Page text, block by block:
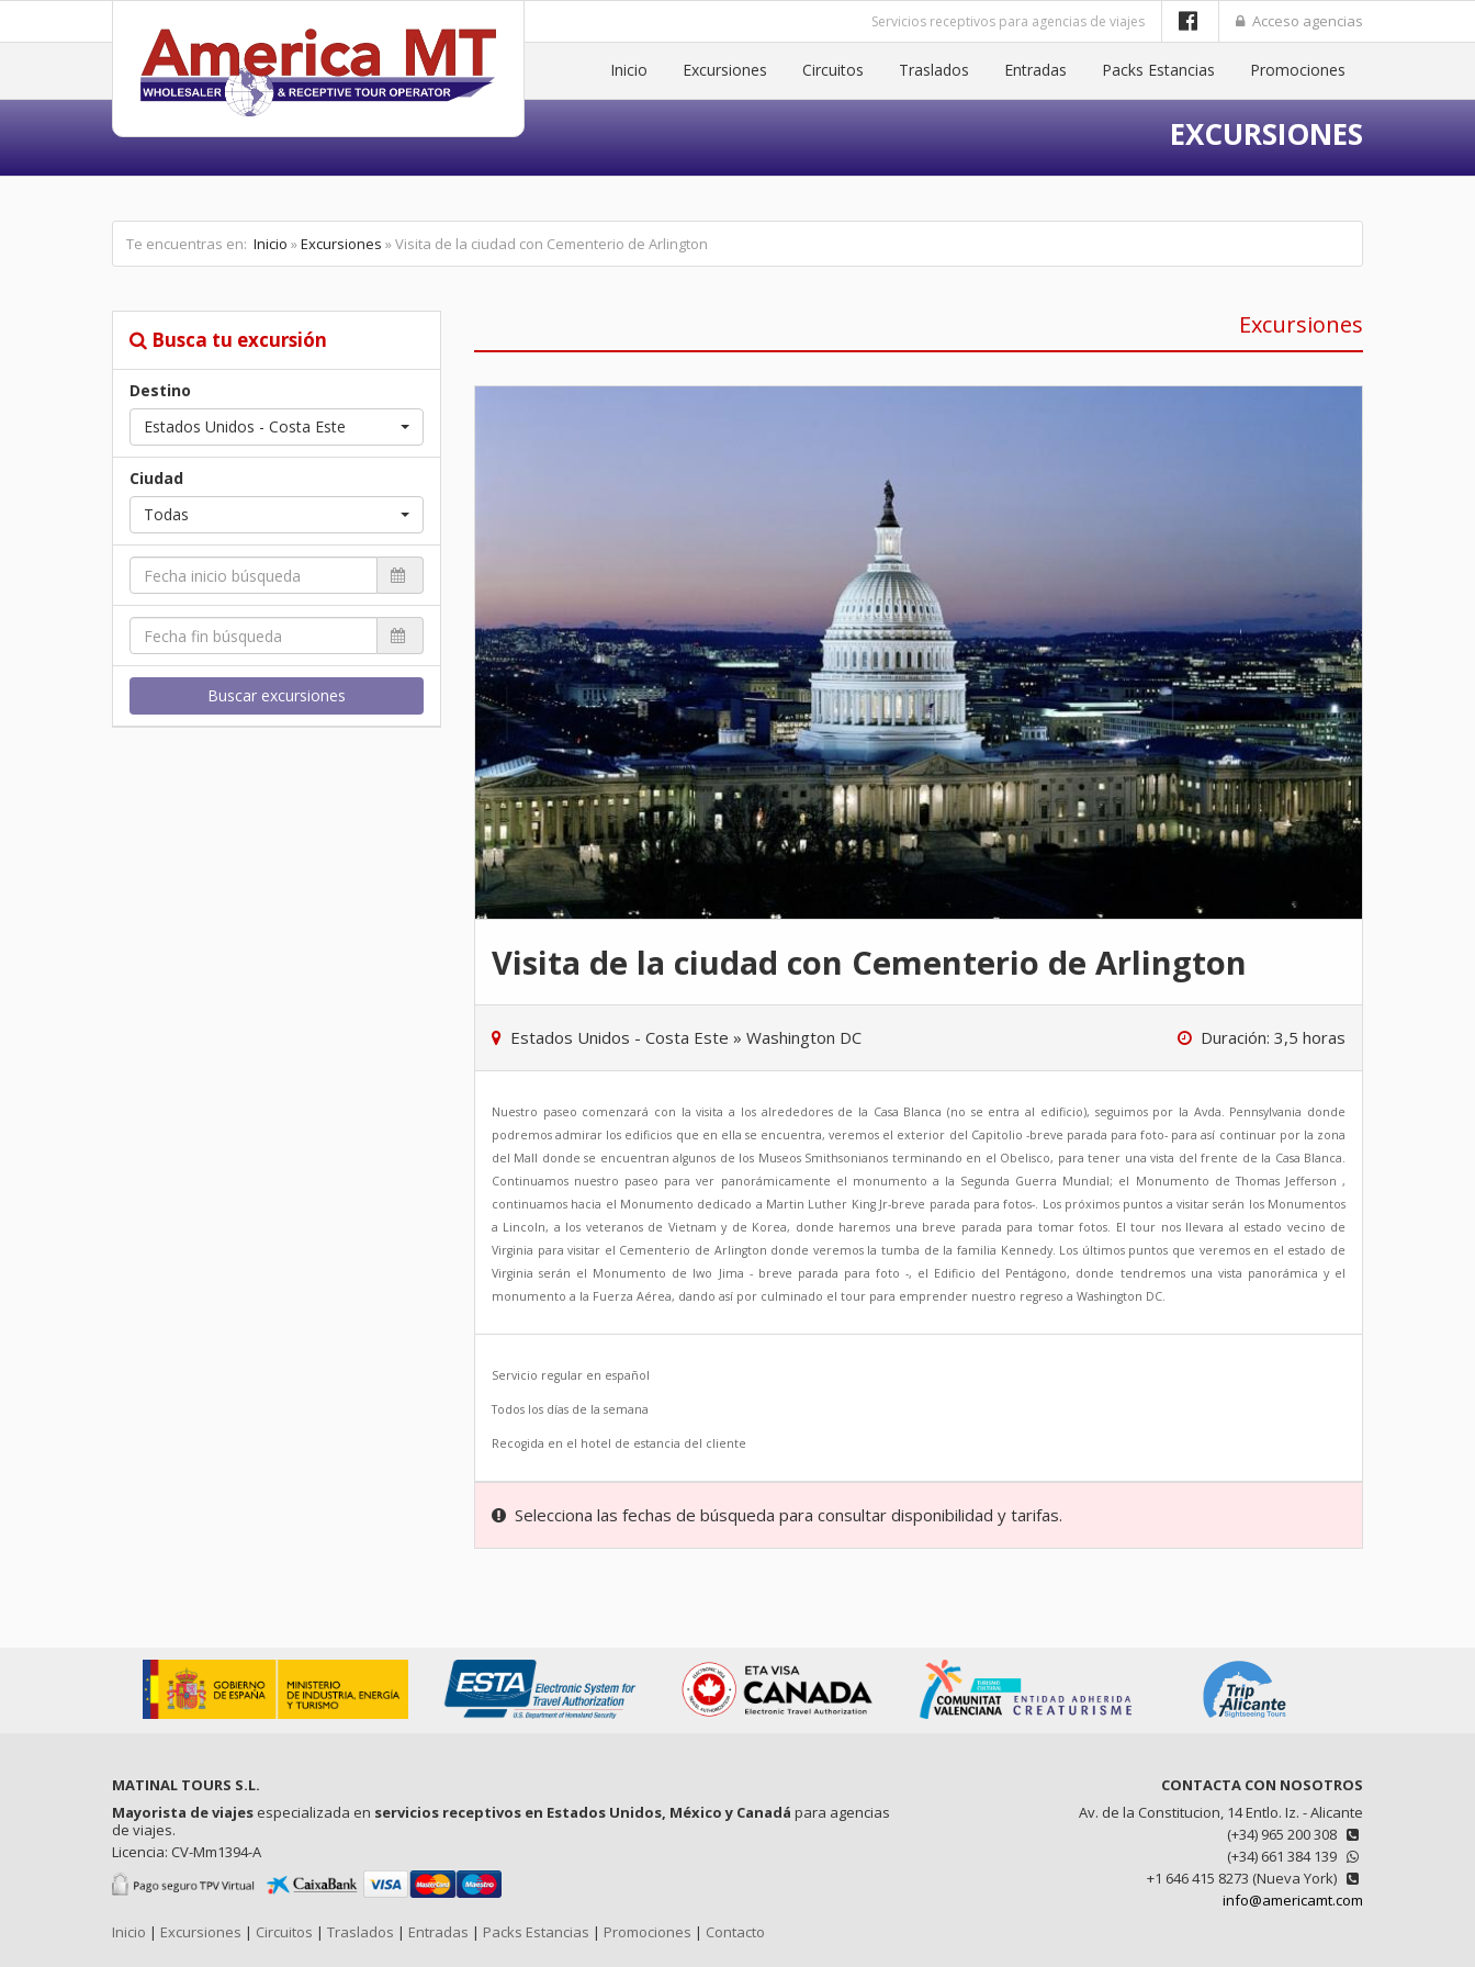
Acceso agencias
Servicios receptivos para agencias de viajes
Inicio Excursiones Circuitos Traslados Entradas Packs Estancias Promociones
EXCURSIONES
Te encuentras en: Inicio »Excursiones » Visita de la ciudad con Cementerio de Arlington
Busca tu excursión
Destino
Estados Unidos - Costa Este
Ciudad
Todas
Buscar excursiones
Excursiones
Visita de la ciudad con Cementerio de Arlington
Estados Unidos - Costa Este » Washington DC Duración: 3,5 horas
Nuestro paseo comenzará con la visita a los alrededores de la Casa Blanca (no se entra al edificio), seguimos por la Avda. Pennsylvania donde
podremos admirar los edificios que en ella se encuentra, veremos el exterior del Capitolio -breve parada para foto- para así continuar por la zona
del Mall donde se encuentran algunos de los Museos Smithsonianos terminando en el Obelisco, para tener una vista del frente de la Casa Blanca.
Continuamos nuestro paseo para ver panorámicamente el monumento a la Segunda Guerra Mundial; el Monumento de Thomas Jefferson ,
continuamos hacia el Monumento dedicado a Martin Luther King Jr-breve parada para fotos-. Los próximos puntos a visitar serán los Monumentos
a Lincoln, a los veteranos de Vietnam y de Korea, donde haremos una breve parada para tomar fotos. El tour nos llevara al estado vecino de
Virginia para visitar el Cementerio de Arlington donde veremos la tumba de la familia Kennedy. Los últimos puntos que veremos en el estado de
Virginia serán el Monumento de Iwo Jima - breve parada para foto -, el Edificio del Pentágono, donde tendremos una vista panorámica y el
monumento a la Fuerza Aérea, dando así por culminado el tour para emprender nuestro regreso a Washington DC.
Servicio regular en español
Todos los días de la semana
Recogida en el hotel de estancia del cliente
Selecciona las fechas de búsqueda para consultar disponibilidad y tarifas.
MATINAL TOURS S.L.
Mayorista de viajes especializada en servicios receptivos en Estados Unidos, México y Canadá para agencias
de viajes.
Licencia: CV-Mm1394-A
Inicio | Excursiones | Circuitos | Traslados | Entradas | Packs Estancias | Promociones | Contacto
CONTACTA CON NOSOTROS
Av. de la Constitucion, 14 Entlo. Iz. - Alicante
(+34) 965 200 308
(+34) 661 384 139
+1 646 415 8273 (Nueva York)
info@americamt.com